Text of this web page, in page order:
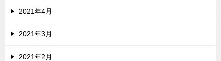
2021年4月
2021年3月
2021年2月